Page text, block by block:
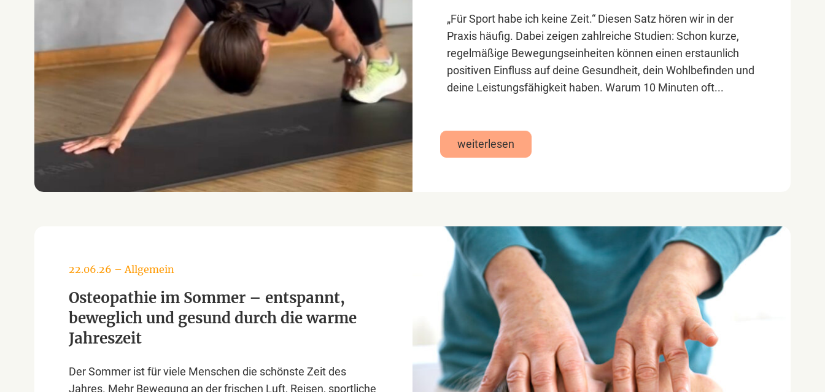
„Für Sport habe ich keine Zeit.“ Diesen Satz hören wir in der
Praxis häufig. Dabei zeigen zahlreiche Studien: Schon kurze,
regelmäßige Bewegungseinheiten können einen erstaunlich
positiven Einfluss auf deine Gesundheit, dein Wohlbefinden und
deine Leistungsfähigkeit haben. Warum 10 Minuten oft...
weiterlesen
22.06.26 –Allgemein
Osteopathie im Sommer – entspannt,
beweglich und gesund durch die warme
Jahreszeit
Der Sommer ist für viele Menschen die schönste Zeit des
Jahres. Mehr Bewegung an der frischen Luft, Reisen, sportliche